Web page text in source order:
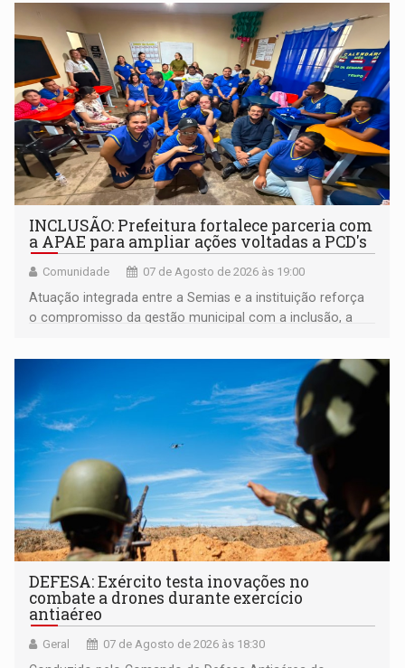
INCLUSÃO: Prefeitura fortalece parceria com
a APAE para ampliar ações voltadas a PCD's
Comunidade 07 de Agosto de 2026 às 19:00
Atuação integrada entre a Semias e a instituição reforça
o compromisso da gestão municipal com a inclusão, a
DEFESA: Exército testa inovações no
combate a drones durante exercício
antiaéreo
Geral 07 de Agosto de 2026 às 18:30